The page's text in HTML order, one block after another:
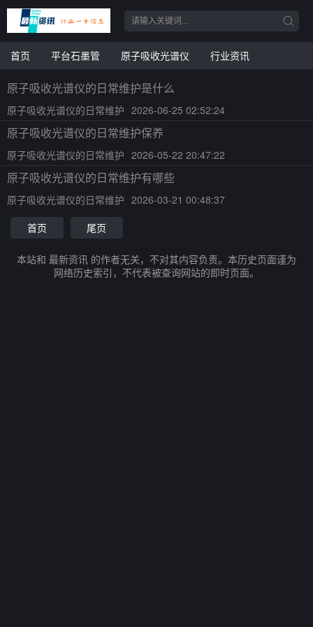
首页 平台石墨管 原子吸收光谱仪 行业资讯
原子吸收光谱仪的日常维护是什么
原子吸收光谱仪的日常维护 2026-06-25 02:52:24
原子吸收光谱仪的日常维护保养
原子吸收光谱仪的日常维护 2026-05-22 20:47:22
原子吸收光谱仪的日常维护有哪些
原子吸收光谱仪的日常维护 2026-03-21 00:48:37
首页
尾页
本站和 最新资讯 的作者无关，不对其内容负责。本历史页面谨为
网络历史索引，不代表被查询网站的即时页面。